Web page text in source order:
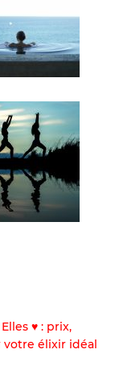
♥ : prix,
élixir idéal